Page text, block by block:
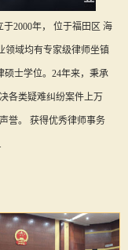
2000年， 位于福田区 海
领域均有专家级律师坐镇
硕士学位。24年来，秉承
各类疑难纠纷案件上万
誉。 获得优秀律师事务